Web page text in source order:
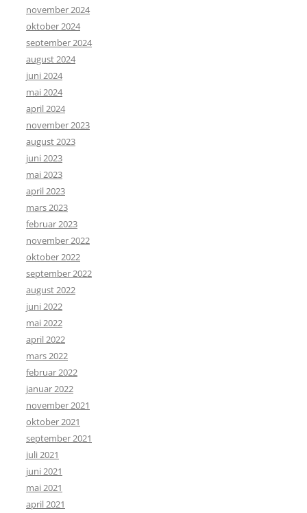
november 2024
oktober 2024
september 2024
august 2024
juni 2024
mai 2024
april 2024
november 2023
august 2023
juni 2023
mai 2023
april 2023
mars 2023
februar 2023
november 2022
oktober 2022
september 2022
august 2022
juni 2022
mai 2022
april 2022
mars 2022
februar 2022
januar 2022
november 2021
oktober 2021
september 2021
juli 2021
juni 2021
mai 2021
april 2021